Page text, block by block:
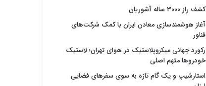
کشف راز ۳۰۰۰ ساله آشوریان
آغاز هوشمندسازی معادن ایران با کمک شرکت‌های
فناور
رکورد جهانی میکروپلاستیک در هوای تهران؛ لاستیک
خودروها متهم اصلی
استارشیپ و یک گام تازه به سوی سفرهای فضایی